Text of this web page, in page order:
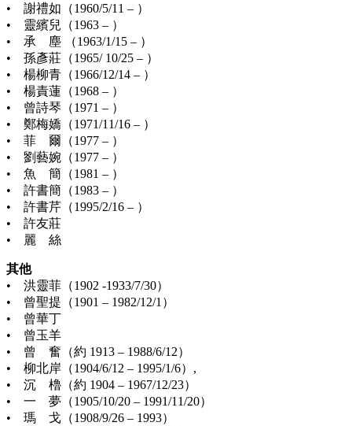
• 謝禮如（1960/5/11 – ）
• 靈繽兒（1963 – ）
• 承 塵 （1963/1/15 – ）
• 孫彥莊（1965/ 10/25 – ）
• 楊柳青（1966/12/14 – ）
• 楊責蓮（1968 – ）
• 曾詩琴（1971 – ）
• 鄭梅嬌（1971/11/16 – ）
• 菲 爾（1977 – ）
• 劉藝婉（1977 – ）
• 魚 簡（1981 – ）
• 許書簡（1983 – ）
• 許書芹（1995/2/16 – ）
• 許友莊
• 麗 絲
其他
• 洪靈菲（1902 -1933/7/30）
• 曾聖提（1901 – 1982/12/1）
• 曾華丁
• 曾玉羊
• 曾 奮（約 1913 – 1988/6/12）
• 柳北岸（1904/6/12 – 1995/1/6）,
• 沉 櫓（約 1904 – 1967/12/23）
• 一 夢（1905/10/20 – 1991/11/20）
• 瑪 戈（1908/9/26 – 1993）